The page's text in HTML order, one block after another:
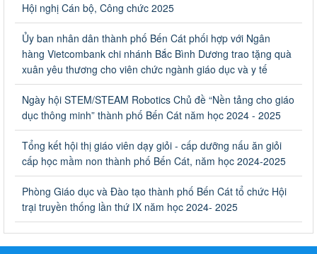
bổng, hỗ trợ của Chương trình "Tiếp sức đến trường" năm
học 2023-2024
Về việc thống kê, lập danh sách đề xuất học sinh nhận học bổng,
hỗ trợ của Chương trình "Tiếp sức đến trường" năm học 2023-
2024
Triển khai Kế hoạch Triển khai các hoạt động hưởng ứng
phong trào vệ sinh yêu nước nâng cao sức khỏe nhân dân
năm 2023
Triển khai Kế hoạch Triển khai các hoạt động hưởng ứng phong
trào vệ sinh yêu nước nâng cao sức khỏe nhân dân năm 2023
Ngày ban hành: 10/08/2023
Khẩn trương triển khai các biện pháp tăng cường công tác
Hội nghị Cán bộ, Công chức 2025
Ủy ban nhân dân thành phố Bến Cát phối hợp với Ngân
hàng Vietcombank chi nhánh Bắc Bình Dương trao tặng quà
xuân yêu thương cho viên chức ngành giáo dục và y tế
Ngày hội STEM/STEAM Robotics Chủ đề “Nền tảng cho giáo
dục thông minh” thành phố Bến Cát năm học 2024 - 2025
Tổng kết hội thị giáo viên dạy giỏi - cấp dưỡng nấu ăn giỏi
cấp học mầm non thành phố Bến Cát, năm học 2024-2025
Phòng Giáo dục và Đào tạo thành phố Bến Cát tổ chức Hội
trại truyền thống lần thứ IX năm học 2024- 2025